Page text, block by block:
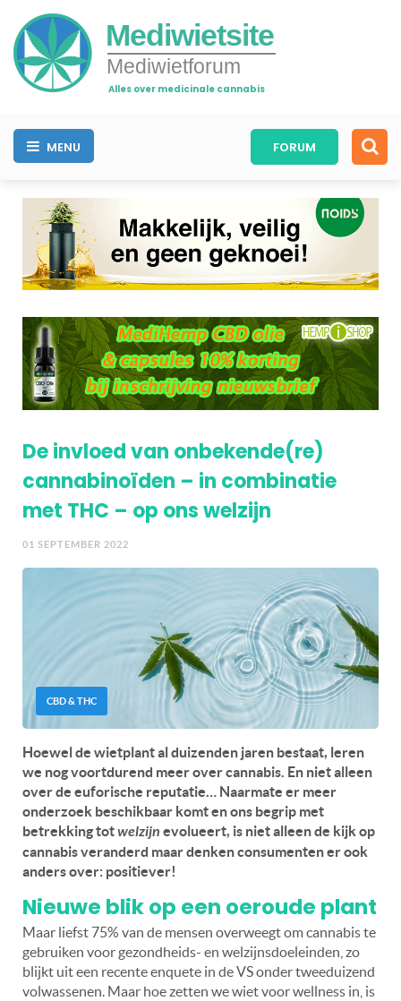
Mediwietsite
Mediwietforum
Alles over medicinale cannabis
MENU FORUM
De invloed van onbekende(re)
cannabinoïden – in combinatie
met THC – op ons welzijn
01 SEPTEMBER 2022
CBD & THC
Hoewel de wietplant al duizenden jaren bestaat, leren
we nog voortdurend meer over cannabis. En niet alleen
over de euforische reputatie… Naarmate er meer
onderzoek beschikbaar komt en ons begrip met
betrekking totwelzijn evolueert, is niet alleen de kijk op
cannabis veranderd maar denken consumenten er ook
anders over: positiever!
Nieuwe blik op een oeroude plant
Maar liefst 75% van de mensen overweegt om cannabis te
gebruiken voor gezondheids- en welzijnsdoeleinden, zo
blijkt uit een recente enquete in de VS onder tweeduizend
volwassenen. Maar hoe zetten we wiet voor wellness in, is